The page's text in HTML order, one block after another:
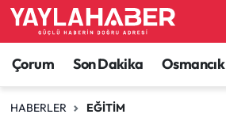
Çorum Son Dakika Osmancık
HABERLER EĞITIM
Alaca Haberleri
Bayat Haberleri
Çorum Nöbetçi Eczaneler
Çorum Hava Durumu